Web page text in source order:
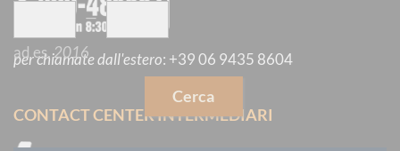
—
ad es.2016
Cerca
per chiamate dall'estero: +39 06 9435 8604
CONTACT CENTER INTERMEDIARI